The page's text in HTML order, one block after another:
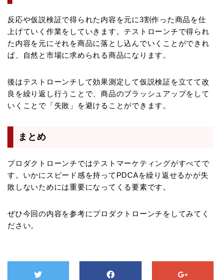
反応や仮説検証で得られた内容を元に3割作った商品を仕
上げていく作業をしていきます。テストローンチで得られ
た内容を元にそれを商品に落とし込んでいくことができれ
ば、自然と市場に求められる商品になります。
後はテストローンチして効果測定して仮説検証を立てて改
良を繰り返し行うことで、商品のブラッシュアップをして
いくことで「失敗」を避けることができます。
まとめ
プロダクトローンチではテストマーケティングがすべてで
す。いかにスピード感を持ってPDCAを繰り返せるかが失
敗しないためには重要になってくる要素です。
ぜひ今回の内容を参考にプロダクトローンチをしてみてく
ださい。